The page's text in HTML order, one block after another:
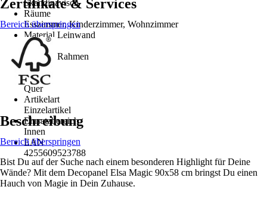
Skandinavisch
Räume
Esszimmer, Kinderzimmer, Wohnzimmer
Material Leinwand
MDF
Material Rahmen
-
Format
Quer
Artikelart
Einzelartikel
Einsatzbereich
Innen
EAN
4255609523788
Zertifikate & Services
Bereich überspringen
Beschreibung
Bereich überspringen
Bist Du auf der Suche nach einem besonderen Highlight für Deine
Wände? Mit dem Decopanel Elsa Magic 90x58 cm bringst Du einen
Hauch von Magie in Dein Zuhause.